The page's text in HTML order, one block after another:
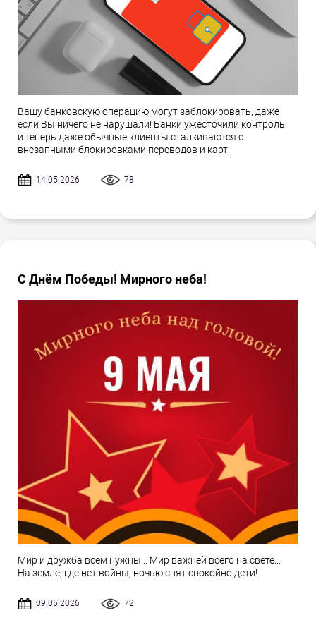
Вашу банковскую операцию могут заблокировать, даже
если Вы ничего не нарушали! Банки ужесточили контроль
и теперь даже обычные клиенты сталкиваются с
внезапными блокировками переводов и карт.
14.05.2026 78
С Днём Победы! Мирного неба!
Мир и дружба всем нужны... Мир важней всего на свете...
На земле, где нет войны, ночью спят спокойно дети!
09.05.2026 72